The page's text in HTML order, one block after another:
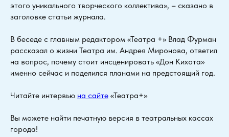
этого уникального творческого коллектива», – сказано в
заголовке статьи журнала.
В беседе с главным редактором «Театра +» Влад Фурман
рассказал о жизни Театра им. Андрея Миронова, ответил
на вопрос, почему стоит инсценировать «Дон Кихота»
именно сейчас и поделился планами на предстоящий год.
Читайте интервью на сайте «Театра+»
Вы можете найти печатную версия в театральных кассах
города!